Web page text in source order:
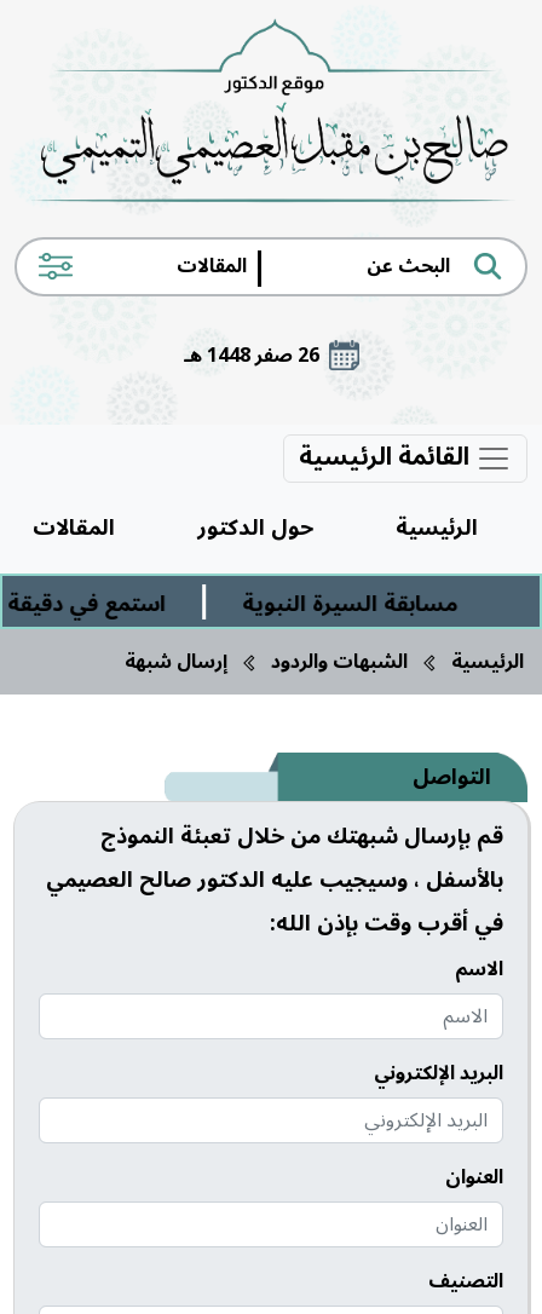
|
26 صفر 1448 هـ
القائمة الرئيسية
الرئيسية حول الدكتور
المقالات
مسابقة السيرة النبوية
| استمع في دقيقة
الرئيسية الشبهات والردود إرسال شبهة
التواصل
قم بإرسال شبهتك من خلال تعبئة النموذج
بالأسفل ، وسيجيب عليه الدكتور صالح العصيمي
في أقرب وقت بإذن الله:
الاسم
البريد الإلكتروني
العنوان
التصنيف